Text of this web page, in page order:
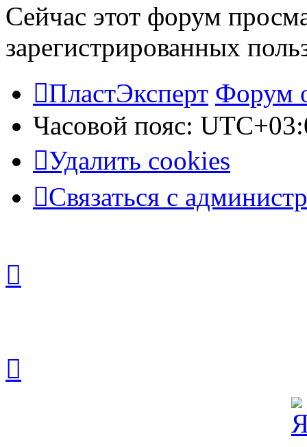
Сейчас этот форум
зарегистрированных
ПластЭксперт Форум
Часовой пояс:
Удалить cookies
Связаться с